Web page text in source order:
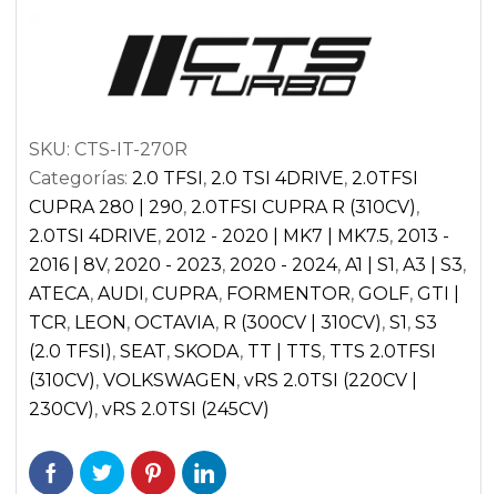
CUPRA
|
SKODA
OCTAVIA
5E
|
VW
GOLF
GTI
SKU: CTS-IT-270R
Categorías: 2.0 TFSI , 2.0 TSI 4DRIVE, 2.0TFSI
CUPRA 280 | 290, 2.0TFSI CUPRA R (310CV),
2.0TSI 4DRIVE, 2012 - 2020 | MK7 | MK7.5, 2013 -
2016 | 8V, 2020 - 2023, 2020 - 2024, A1 | S1 , A3 | S3,
ATECA, AUDI , CUPRA, FORMENTOR, GOLF, GTI |
TCR, LEON , OCTAVIA, R (300CV | 310CV), S1 , S3
(2.0 TFSI), SEAT, SKODA, TT | TTS, TTS 2.0TFSI
(310CV), VOLKSWAGEN , vRS 2.0TSI (220CV |
230CV), vRS 2.0TSI (245CV)